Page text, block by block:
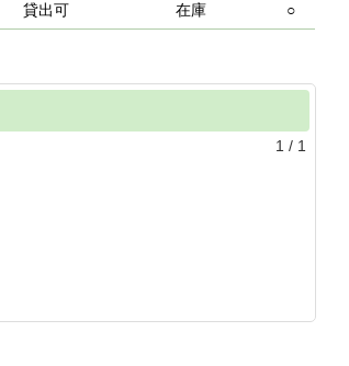
貸出可 在庫 ○
1 / 1